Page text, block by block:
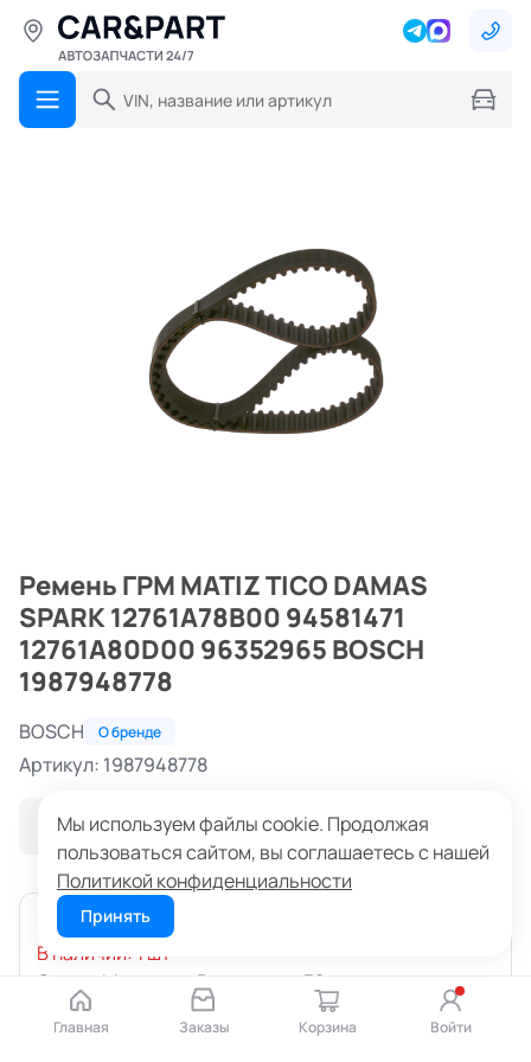
Ремень ГРМ MATIZ TICO DAMAS
SPARK 12761А78В00 94581471
12761A80D00 96352965 BOSCH
1987948778
BOSCH О бренде
Артикул: 1987948778
В избранное
Сегодня
В наличии: 1 шт
Склад: Миасс, ул. Романенко, 32
Мы используем файлы cookie. Продолжая
пользоваться сайтом, вы соглашаетесь с нашей
Политикой конфиденциальности
Принять
Главная Войти
Заказы Корзина